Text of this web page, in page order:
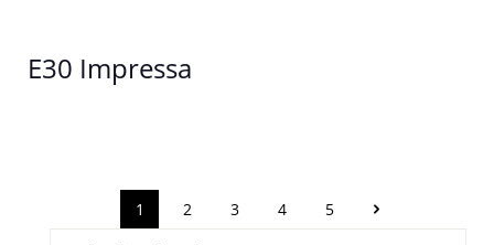
E30 Impressa
Seite
1 Seite
2 Seite
3 Seite
4 Seite
5